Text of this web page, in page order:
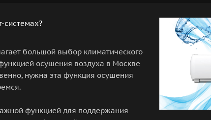
системах?
большой выбор климатического
осушения воздуха в Москве
нужна эта функция осушения
функцией для поддержания